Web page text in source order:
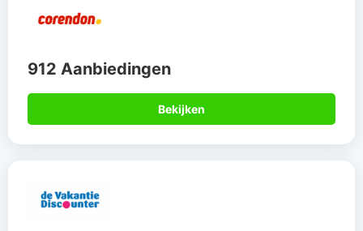
912 Aanbiedingen
Bekijken